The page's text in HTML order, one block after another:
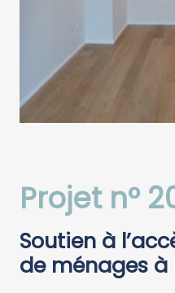
Projet n°
Soutien à
de ménages à